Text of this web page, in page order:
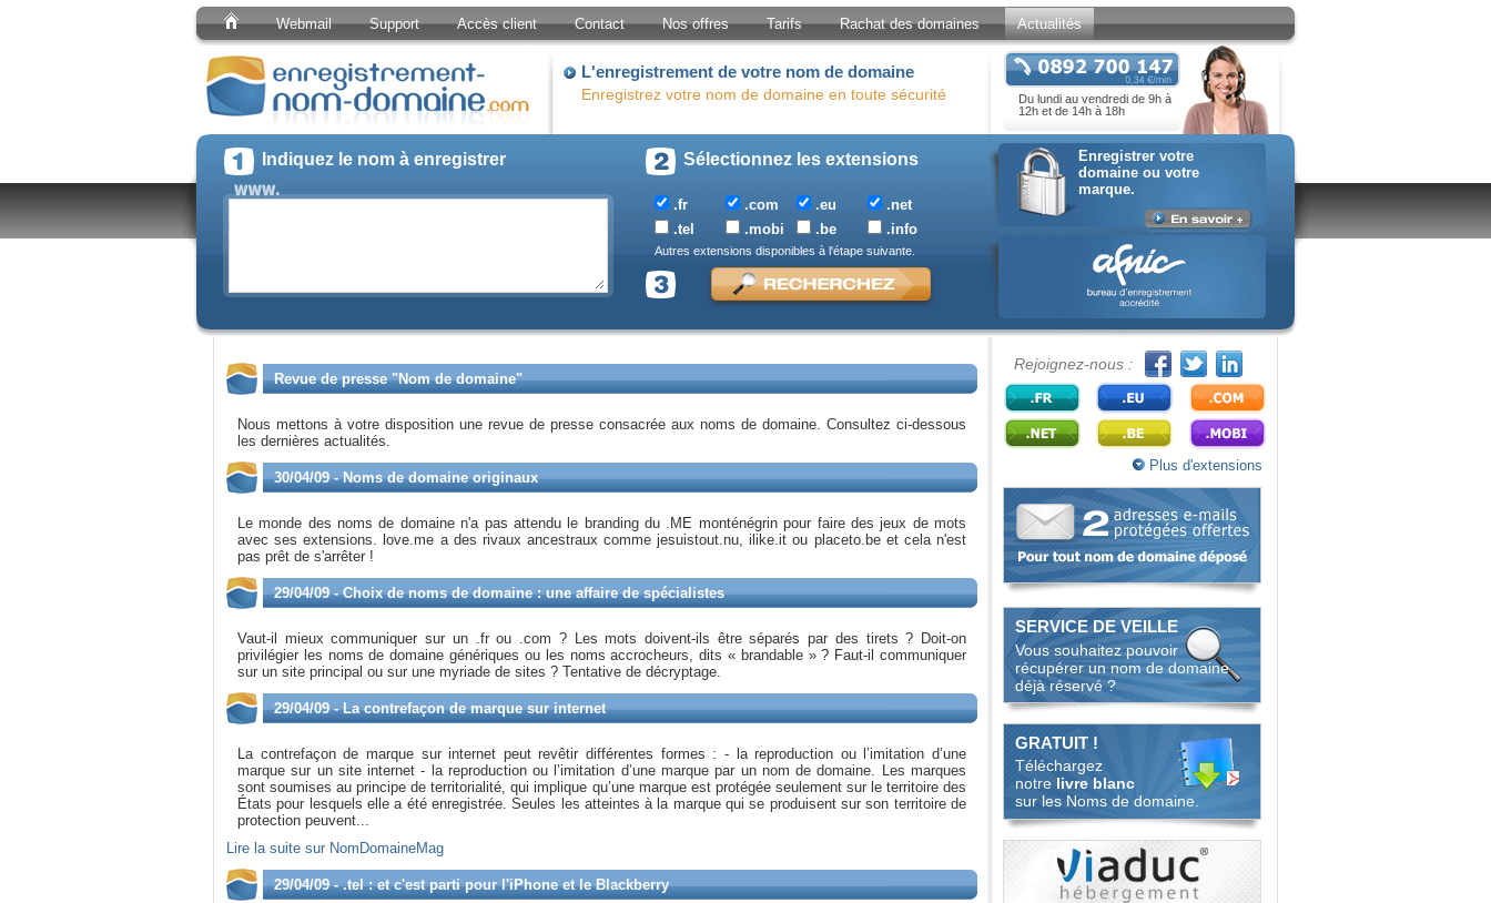
Webmail Support Accès client Contact Nos offres Tarifs Rachat des domaines Actualités
L'enregistrement de votre nom de domaine
Enregistrez votre nom de domaine en toute sécurité
Du lundi au vendredi de 9h à
12h et de 14h à 18h
Enregistrer votre
domaine ou votre
marque.
Indiquez le nom à enregistrer Sélectionnez les extensions
.fr .com .eu
.net
.tel
.mobi .be .info
Autres extensions disponibles à l'étape suivante.
Rejoignez-nous :
Plus d'extensions
SERVICE DE VEILLE
Vous souhaitez pouvoir
récupérer un nom de domaine
déjà réservé ?
GRATUIT !
Téléchargez
notre livre blanc
sur les Noms de domaine.
Revue de presse "Nom de domaine"
Nous mettons à votre disposition une revue de presse consacrée aux noms de domaine. Consultez ci-dessous
les dernières actualités.
30/04/09 - Noms de domaine originaux
Le monde des noms de domaine n'a pas attendu le branding du .ME monténégrin pour faire des jeux de mots
avec ses extensions. love.me a des rivaux ancestraux comme jesuistout.nu, ilike.it ou placeto.be et cela n'est
pas prêt de s'arrêter !
29/04/09 - Choix de noms de domaine : une affaire de spécialistes
Vaut-il mieux communiquer sur un .fr ou .com ? Les mots doivent-ils être séparés par des tirets ? Doit-on
privilégier les noms de domaine génériques ou les noms accrocheurs, dits « brandable » ? Faut-il communiquer
sur un site principal ou sur une myriade de sites ? Tentative de décryptage.
29/04/09 - La contrefaçon de marque sur internet
La contrefaçon de marque sur internet peut revêtir différentes formes : - la reproduction ou l’imitation d’une
marque sur un site internet - la reproduction ou l’imitation d’une marque par un nom de domaine. Les marques
sont soumises au principe de territorialité, qui implique qu’une marque est protégée seulement sur le territoire des
États pour lesquels elle a été enregistrée. Seules les atteintes à la marque qui se produisent sur son territoire de
protection peuvent...
Lire la suite sur NomDomaineMag
29/04/09 - .tel : et c'est parti pour l'iPhone et le Blackberry